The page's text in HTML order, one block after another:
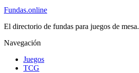
Fundas.online
El directorio de fundas para juegos de mesa.
Navegación
Juegos
TCG